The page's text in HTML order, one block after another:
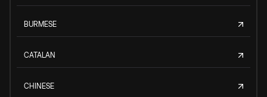
BURMESE
CATALAN
CHINESE